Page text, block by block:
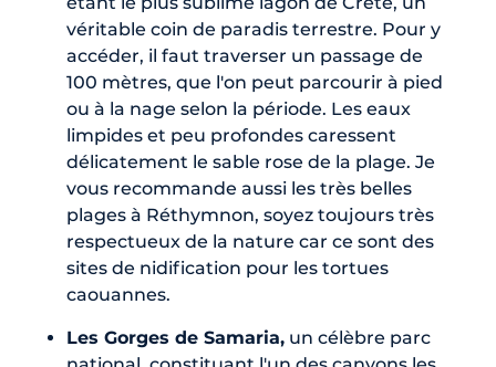
véritable coin de paradis terrestre. Pour y
accéder, il faut traverser un passage de
100 mètres, que l'on peut parcourir à pied
ou à la nage selon la période. Les eaux
limpides et peu profondes caressent
délicatement le sable rose de la plage. Je
vous recommande aussi les très belles
plages à Réthymnon, soyez toujours très
respectueux de la nature car ce sont des
sites de nidification pour les tortues
caouannes.
Les Gorges de Samaria, un célèbre parc